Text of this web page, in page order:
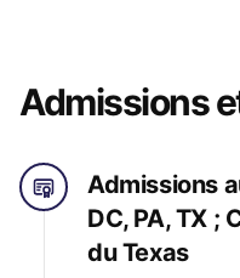
Admissions
Admissions
DC, PA, TX ;
du Texas